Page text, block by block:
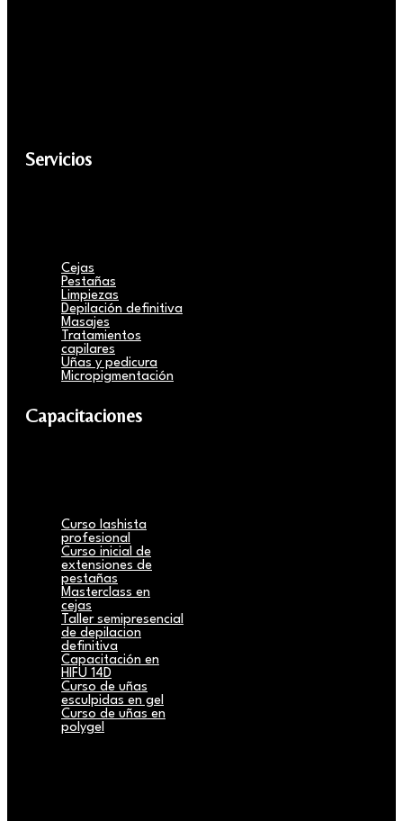
Servicios
Cejas
Pestañas
Limpiezas
Depilación definitiva
Masajes
Tratamientos
capilares
Uñas y pedicura
Micropigmentación
Capacitaciones
Curso lashista
profesional
Curso inicial de
extensiones de
pestañas
Masterclass en
cejas
Taller semipresencial
de depilacion
definitiva
Capacitación en
HIFU 14D
Curso de uñas
esculpidas en gel
Curso de uñas en
polygel